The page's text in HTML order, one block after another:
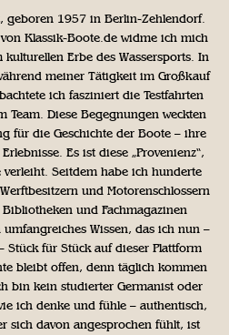
geboren 1957 in Berlin-Zehlendorf.
Klassik-Boote.de widme ich mich
Erbe des Wassersports. In
meiner Tätigkeit im Großkauf
ich fasziniert die Testfahrten
Team. Diese Begegnungen weckten
für die Geschichte der Boote – ihre
Es ist diese „Provenienz“,
Seitdem habe ich hunderte
und Motorenschlossern
und Fachmagazinen
Wissen, das ich nun –
Stück für Stück auf dieser Plattform
bleibt offen, denn täglich kommen
bin kein studierter Germanist oder
ich denke und fühle – authentisch,
sich davon angesprochen fühlt, ist